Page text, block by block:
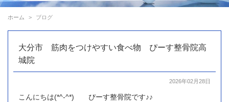
ホーム ブログ
大分市 筋肉をつけやすい食べ物 ぴーす整骨院高
城院
2026年02月28日
こんにちは(*^-^*) ぴーす整骨院です♪♪